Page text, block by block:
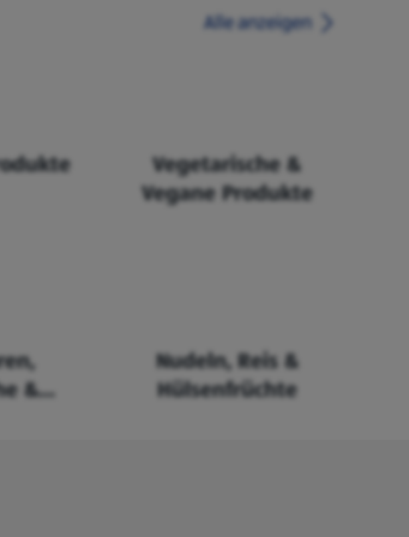
Alle anzeigen
Vegetarische &
Vegane Produkte
&
Nudeln, Reis &
Hülsenfrüchte